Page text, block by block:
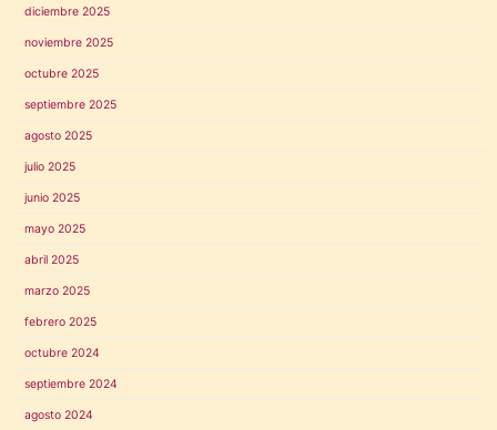
diciembre 2025
noviembre 2025
octubre 2025
septiembre 2025
agosto 2025
julio 2025
junio 2025
mayo 2025
abril 2025
marzo 2025
febrero 2025
octubre 2024
septiembre 2024
agosto 2024